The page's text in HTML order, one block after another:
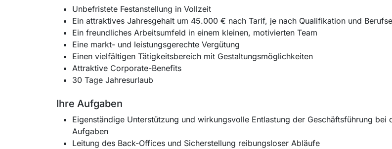
Unbefristete Festanstellung in Vollzeit
Ein attraktives Jahresgehalt um 45.000 € nach Tarif, je nach Qualifikation und
Ein freundliches Arbeitsumfeld in einem kleinen, motivierten Team
Eine markt- und leistungsgerechte Vergütung
Einen vielfältigen Tätigkeitsbereich mit Gestaltungsmöglichkeiten
Attraktive Corporate-Benefits
30 Tage Jahresurlaub
Ihre Aufgaben
Eigenständige Unterstützung und wirkungsvolle Entlastung der Geschäftsführung
Aufgaben
Leitung des Back-Offices und Sicherstellung reibungsloser Abläufe